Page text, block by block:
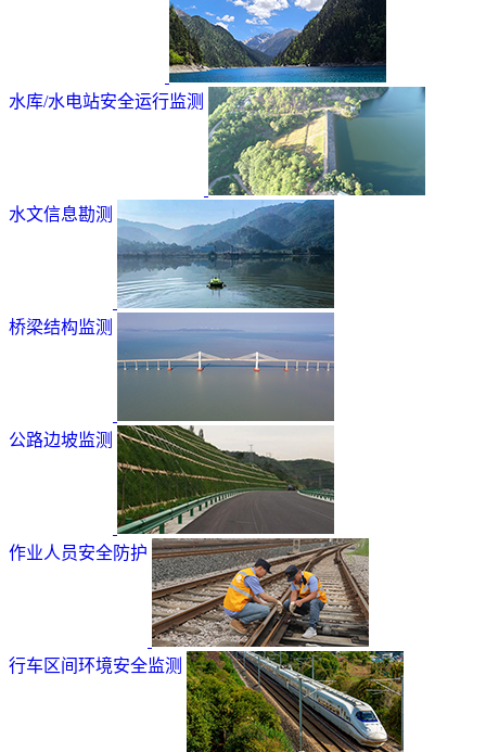
水库/水电站安全运行监测
水文信息勘测
桥梁结构监测
公路边坡监测
作业人员安全防护
行车区间环境安全监测